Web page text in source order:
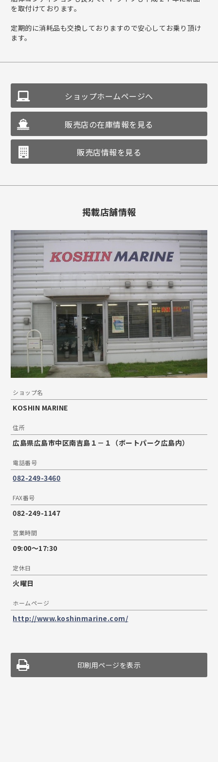
を取付けております。
定期的に消耗品も交換しておりますので安心してお乗り頂け
ます。
ショップホームページへ
販売店の在庫情報を見る
販売店情報を見る
掲載店舗情報
ショップ名
KOSHIN MARINE
住所
広島県広島市中区南吉島１－１（ボートパーク広島内）
電話番号
082-249-3460
FAX番号
082-249-1147
営業時間
09:00〜17:30
定休日
火曜日
ホームページ
http://www.koshinmarine.com/
印刷用ページを表示